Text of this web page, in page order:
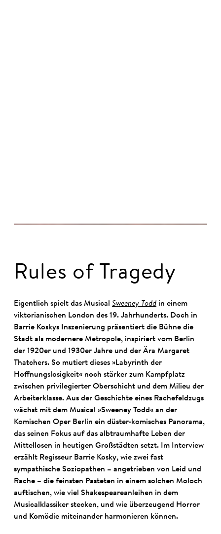
Rules of Tragedy
Eigentlich spielt das Musical Sweeney Todd in einem
viktorianischen London des 19. Jahrhunderts. Doch in
Barrie Koskys Inszenierung präsentiert die Bühne die
Stadt als modernere Metropole, inspiriert vom Berlin
der 1920er und 1930er Jahre und der Ära Margaret
Thatchers. So mutiert dieses »Labyrinth der
Hoffnungslosigkeit« noch stärker zum Kampfplatz
zwischen privilegierter Oberschicht und dem Milieu der
Arbeiterklasse. Aus der Geschichte eines Rachefeldzugs
wächst mit dem Musical »Sweeney Todd« an der
Komischen Oper Berlin ein düster-komisches Panorama,
das seinen Fokus auf das albtraumhafte Leben der
Mittellosen in heutigen Großstädten setzt. Im Interview
erzählt Regisseur Barrie Kosky, wie zwei fast
sympathische Soziopathen – angetrieben von Leid und
Rache – die feinsten Pasteten in einem solchen Moloch
auftischen, wie viel Shakespeareanleihen in dem
Musicalklassiker stecken, und wie überzeugend Horror
und Komödie miteinander harmonieren können.